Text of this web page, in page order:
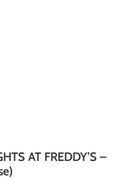
AT FREDDY’S –